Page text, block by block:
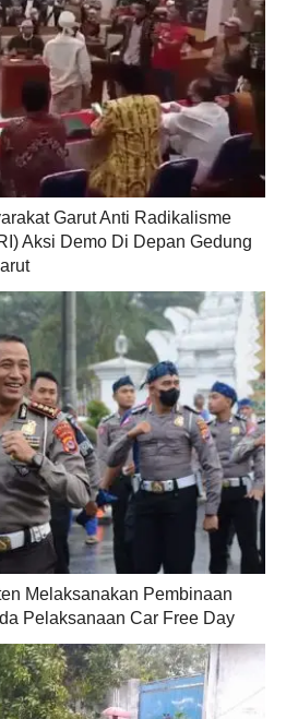
Garut Anti Radikalisme
Aksi Demo Di Depan Gedung
Melaksanakan Pembinaan
Pelaksanaan Car Free Day